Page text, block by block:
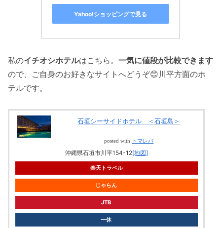
Yahoo!ショッピングで見る
私のイチオシホテルはこちら。 一気に値段が比較できます
ので、ご自身のお好きなサイトへどうぞ😊川平方面のホ
テルです。
石垣シーサイドホテル ＜石垣島＞
posted with トマレバ
沖縄県石垣市川平154-12[地図]
楽天トラベル
じゃらん
JTB
一休